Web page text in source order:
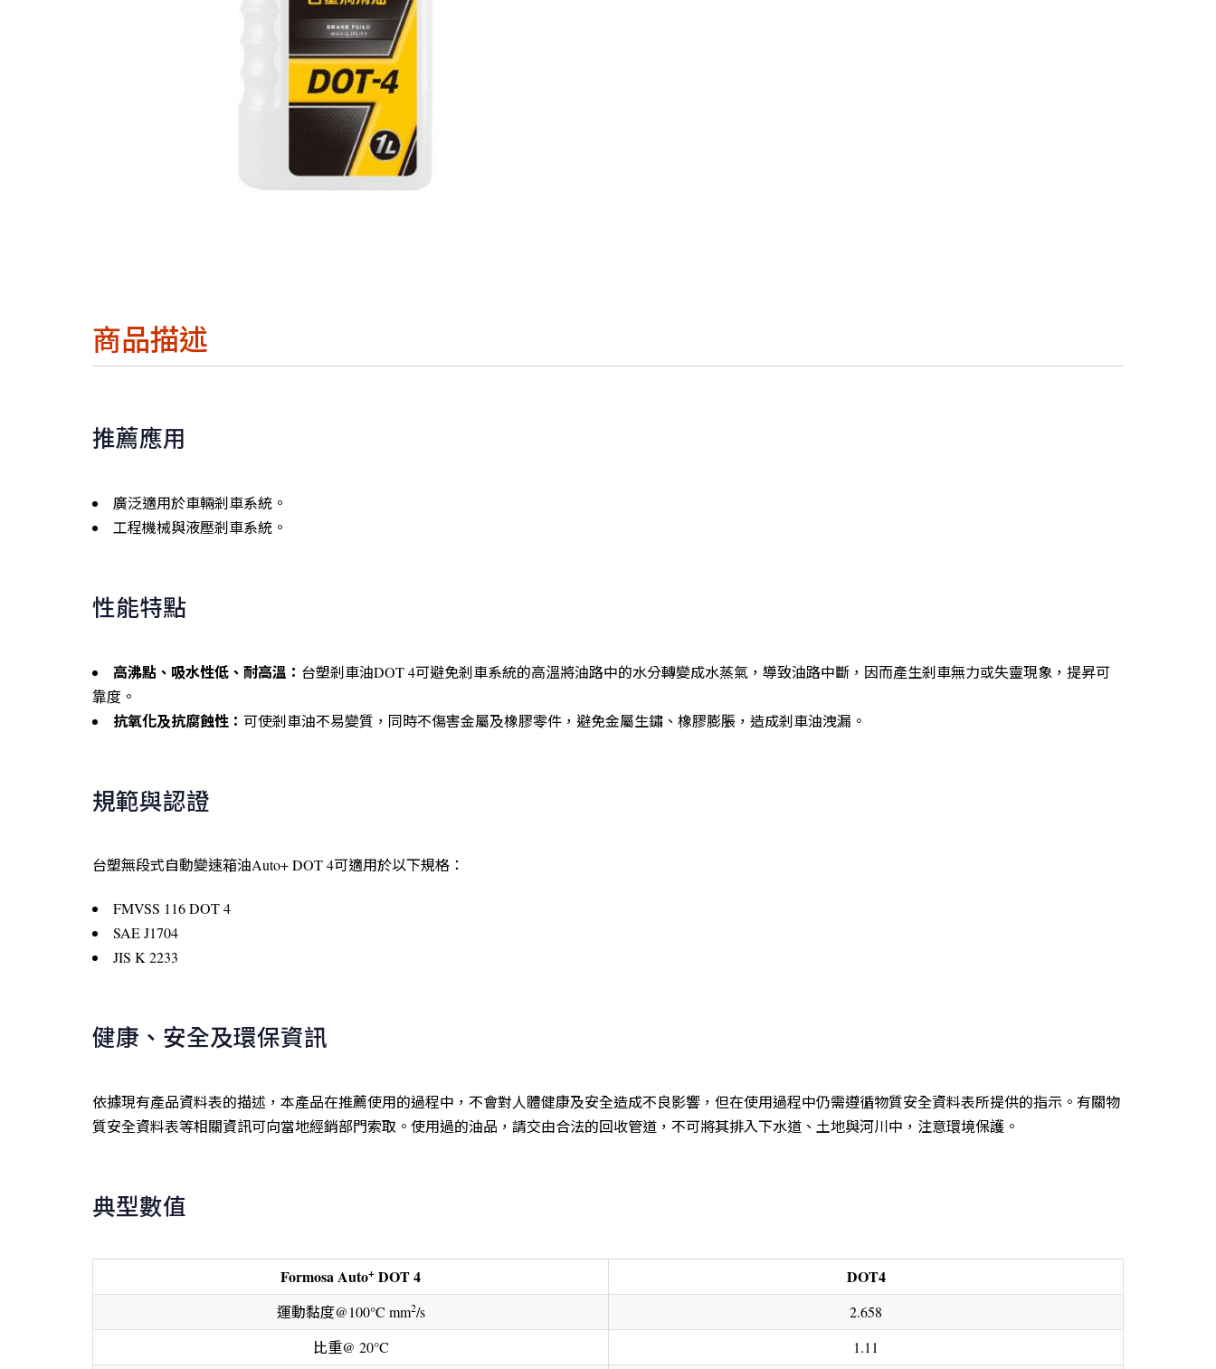
商品描述
推薦應用
廣泛適用於車輛剎車系統。
工程機械與液壓剎車系統。
性能特點
高沸點、吸水性低、耐高溫： 台塑剎車油DOT 4可避免剎車系統的高溫將油路中的水分轉變成水蒸氣，導致油路中斷，因而產生剎車無力或失靈現象，提昇可
靠度。
抗氧化及抗腐蝕性： 可使剎車油不易變質，同時不傷害金屬及橡膠零件，避免金屬生鏽、橡膠膨脹，造成剎車油洩漏。
規範與認證
台塑無段式自動變速箱油Auto+ DOT 4可適用於以下規格：
FMVSS 116 DOT 4
SAE J1704
JIS K 2233
健康、安全及環保資訊
依據現有產品資料表的描述，本產品在推薦使用的過程中，不會對人體健康及安全造成不良影響，但在使用過程中仍需遵循物質安全資料表所提供的指示。有關物
質安全資料表等相關資訊可向當地經銷部門索取。使用過的油品，請交由合法的回收管道，不可將其排入下水道、土地與河川中，注意環境保護。
典型數值
Formosa Auto+ DOT 4 DOT4
運動黏度@100°C mm2/s
2.658
比重@ 20°C
1.11